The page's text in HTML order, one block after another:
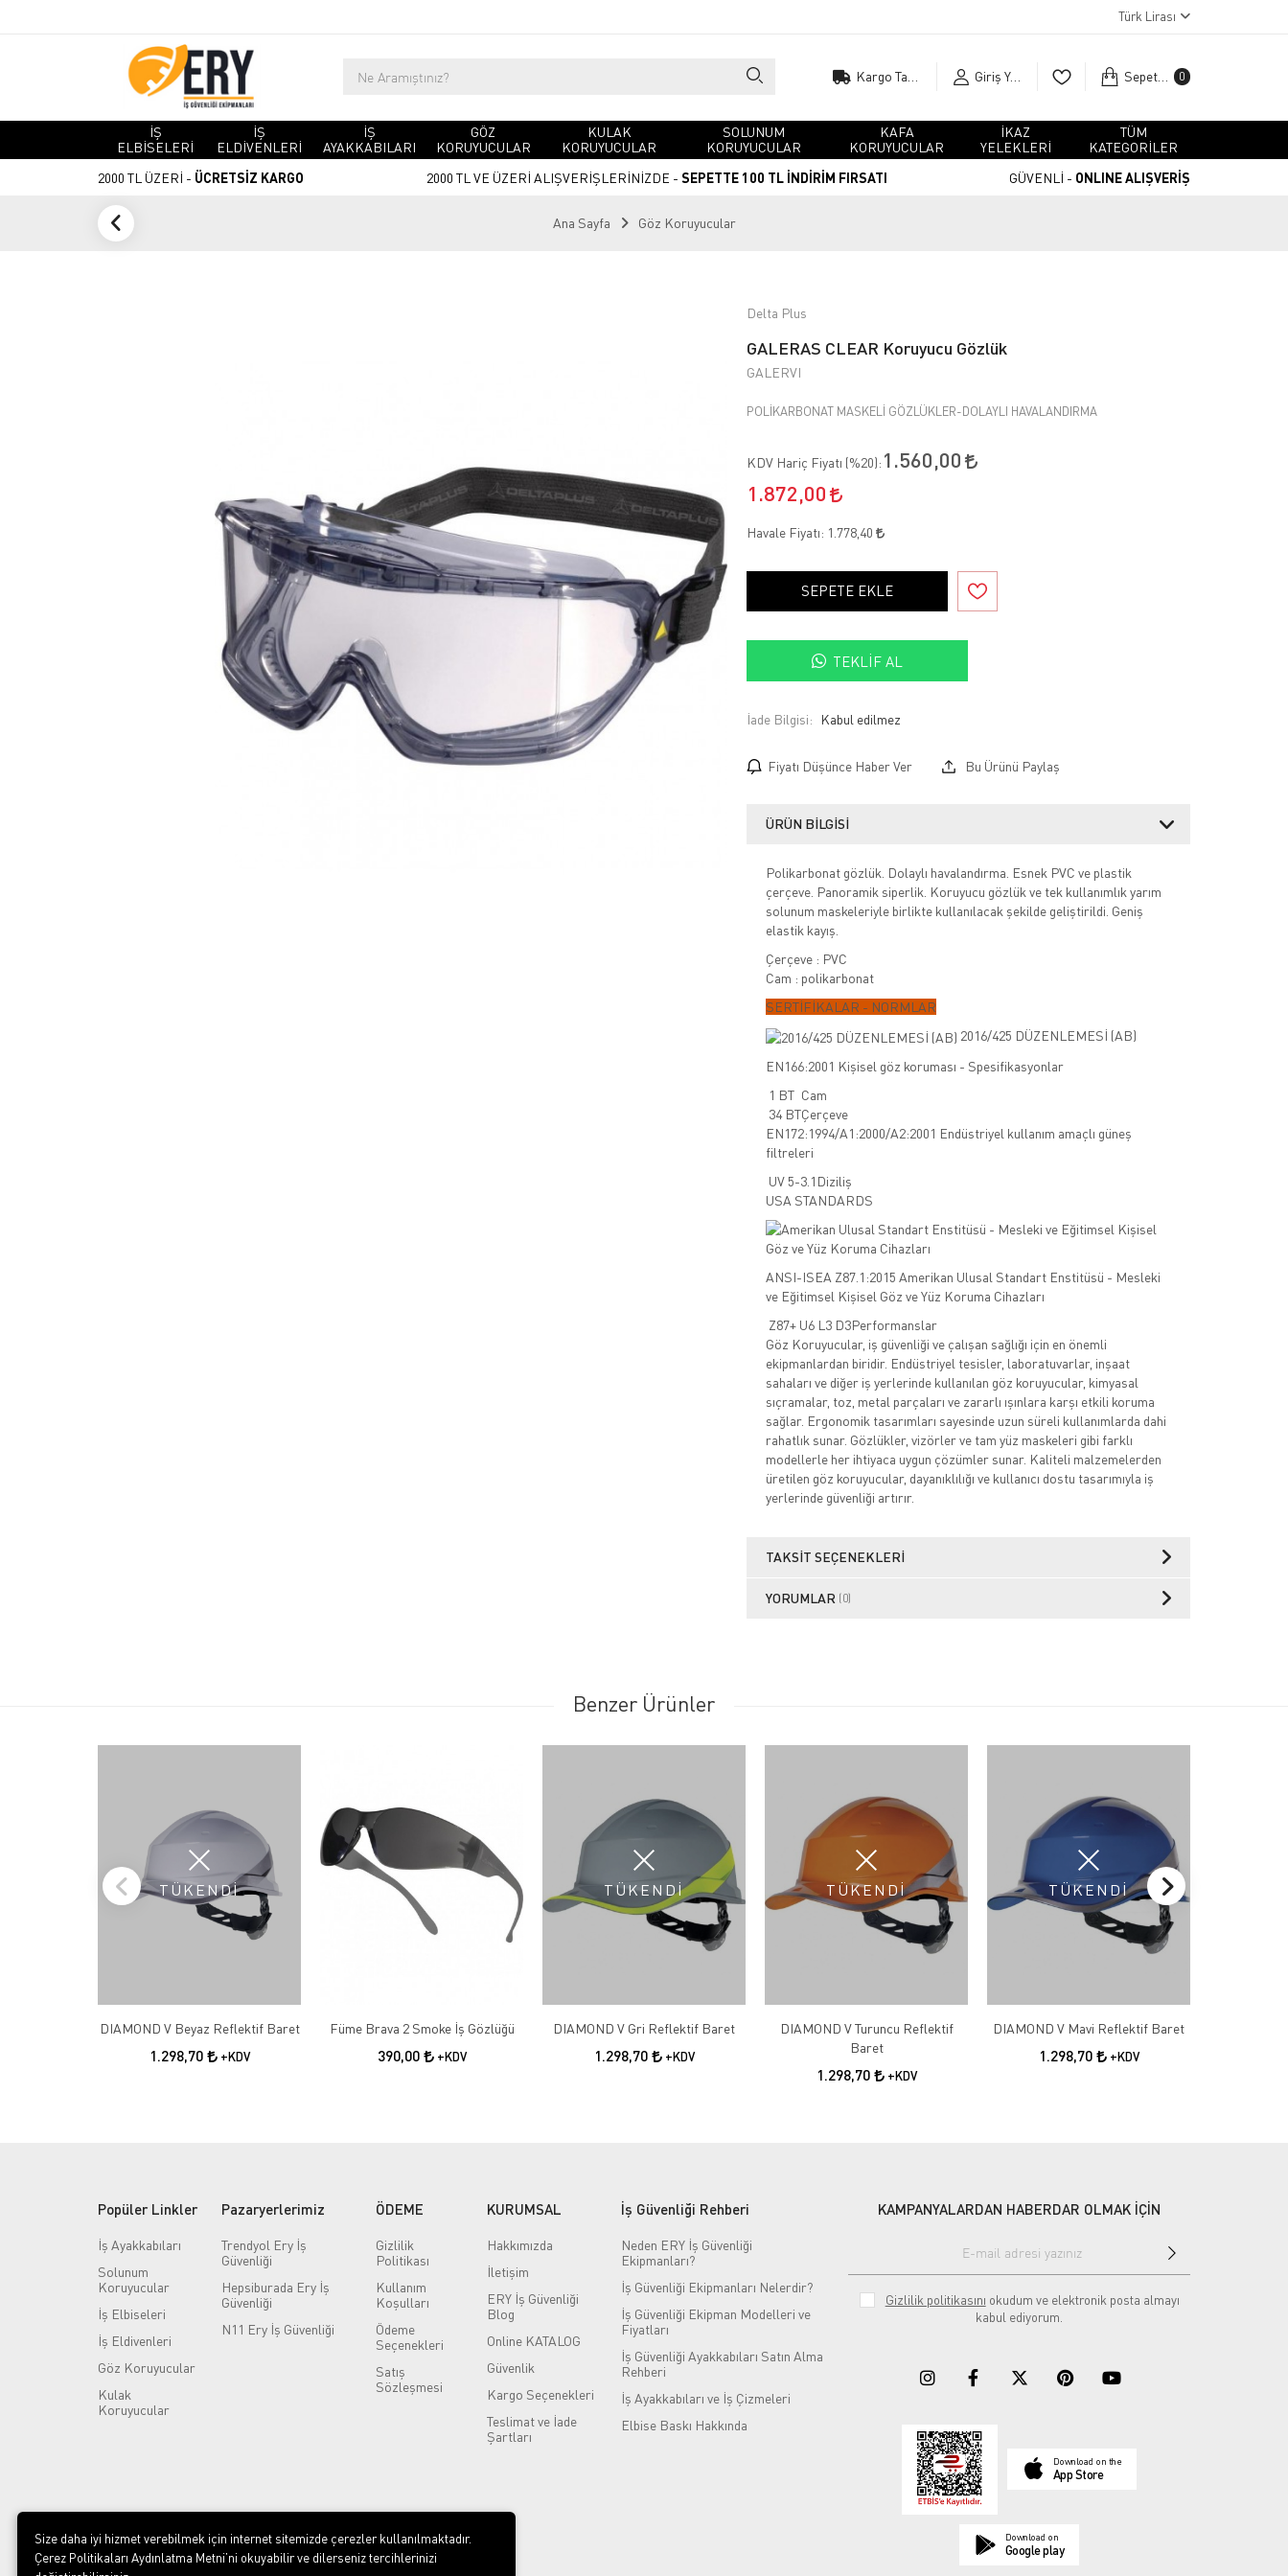
Türk Lirası
Giriş Yap Sepetim 0
İŞ
ELBİSELERİ
İŞ
ELDİVENLERİ
İŞ
AYAKKABILARI
GÖZ
KORUYUCULAR
KULAK
KORUYUCULAR
SOLUNUM
KORUYUCULAR
KAFA
KORUYUCULAR
İKAZ
YELEKLERİ
TÜM
KATEGORİLER
2000 TL ÜZERİ - ÜCRETSİZ KARGO 2000 TL VE ÜZERİ ALIŞVERİŞLERİNİZDE - SEPETTE 100 TL İNDİRİM FIRSATI GÜVENLİ - ONLINE ALIŞVERİŞ
Ana Sayfa Göz Koruyucular
Delta Plus
GALERAS CLEAR Koruyucu Gözlük
GALERVI
POLİKARBONAT MASKELİ GÖZLÜKLER-DOLAYLI HAVALANDIRMA
KDV Hariç Fiyatı (%20): 1.560,00
1.872,00
Havale Fiyatı: 1.778,40
SEPETE EKLE
TEKLIF AL
İade Bilgisi:
Fiyatı Düşünce Haber Ver Bu Ürünü Paylaş
ÜRÜN BILGISI
Polikarbonat gözlük. Dolaylı havalandırma. Esnek PVC ve plastik
çerçeve. Panoramik siperlik. Koruyucu gözlük ve tek kullanımlık yarım
solunum maskeleriyle birlikte kullanılacak şekilde geliştirildi. Geniş
elastik kayış.
Çerçeve : PVC
Cam : polikarbonat
SERTİFİKALAR - NORMLAR
2016/425 DÜZENLEMESİ (AB)
EN166:2001 Kişisel göz koruması - Spesifikasyonlar
1 BT Cam
34 BTÇerçeve
EN172:1994/A1:2000/A2:2001 Endüstriyel kullanım amaçlı güneş
filtreleri
UV 5-3.1 Diziliş
USA STANDARDS
ANSI-ISEA Z87.1:2015 Amerikan Ulusal Standart Enstitüsü - Mesleki
ve Eğitimsel Kişisel Göz ve Yüz Koruma Cihazları
Z87+ U6 L3 D3Performanslar
Göz Koruyucular, iş güvenliği ve çalışan sağlığı için en önemli
ekipmanlardan biridir. Endüstriyel tesisler, laboratuvarlar, inşaat
sahaları ve diğer iş yerlerinde kullanılan göz koruyucular, kimyasal
sıçramalar, toz, metal parçaları ve zararlı ışınlara karşı etkili koruma
sağlar. Ergonomik tasarımları sayesinde uzun süreli kullanımlarda dahi
rahatlık sunar. Gözlükler, vizörler ve tam yüz maskeleri gibi farklı
modellerle her ihtiyaca uygun çözümler sunar. Kaliteli malzemelerden
üretilen göz koruyucular, dayanıklılığı ve kullanıcı dostu tasarımıyla iş
yerlerinde güvenliği artırır.
TAKSIT SEÇENEKLERI
YORUMLAR (0)
Benzer Ürünler
TÜKENDİ
DIAMOND V Beyaz Reflektif Baret
1.298,70 +KDV
Füme Brava 2 Smoke İş Gözlüğü
390,00 +KDV
TÜKENDİ
DIAMOND V Gri Reflektif Baret
1.298,70 +KDV
TÜKENDİ
DIAMOND V Turuncu Reflektif
Baret
1.298,70 +KDV
TÜKENDİ
DIAMOND V Mavi Reflektif Baret
1.298,70 +KDV
Popüler Linkler
İş Ayakkabıları
Solunum
Koruyucular
İş Elbiseleri
İş Eldivenleri
Göz Koruyucular
Kulak
Koruyucular
Pazaryerlerimiz
Trendyol Ery İş
Güvenliği
Hepsiburada Ery İş
Güvenliği
N11 Ery İş Güvenliği
ÖDEME
Gizlilik
Politikası
Kullanım
Koşulları
Ödeme
Seçenekleri
Satış
Sözleşmesi
KURUMSAL
Hakkımızda
İletişim
ERY İş Güvenliği
Blog
Online KATALOG
Güvenlik
Kargo Seçenekleri
Teslimat ve İade
Şartları
İş Güvenliği Rehberi
Neden ERY İş Güvenliği
Ekipmanları?
İş Güvenliği Ekipmanları Nelerdir?
İş Güvenliği Ekipman Modelleri ve
Fiyatları
İş Güvenliği Ayakkabıları Satın Alma
Rehberi
İş Ayakkabıları ve İş Çizmeleri
Elbise Baskı Hakkında
KAMPANYALARDAN HABERDAR OLMAK İÇİN
Gizlilik politikasını okudum ve elektronik posta almayı
kabul ediyorum.
Download on the
App Store
Download on
Google play
Size daha iyi hizmet verebilmek için internet sitemizde çerezler kullanılmaktadır.
Çerez Politikaları Aydınlatma Metni’ni okuyabilir ve dilerseniz tercihlerinizi